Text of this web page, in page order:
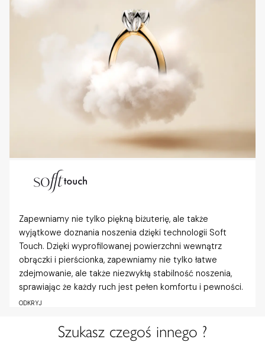
Zapewniamy nie tylko piękną biżuterię, ale także
wyjątkowe doznania noszenia dzięki technologii Soft
Touch. Dzięki wyprofilowanej powierzchni wewnątrz
obrączki i pierścionka, zapewniamy nie tylko łatwe
zdejmowanie, ale także niezwykłą stabilność noszenia,
sprawiając że każdy ruch jest pełen komfortu i pewności.
ODKRYJ
Szukasz czegoś innego ?